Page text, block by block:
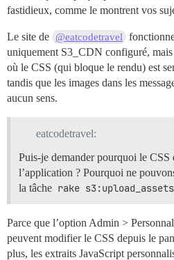
fastidieux, comme le montrent vos
Le site de @eatcodetravel
uniquement S3_CDN configuré,
où le CSS (qui bloque le rendu) est
tandis que les images dans les
aucun sens.
eatcodetravel:
Puis-je demander pourquoi le
l’application ? Pourquoi ne
la tâche rake s3:upload_assets
Parce que l’option Admin >
peuvent modifier le CSS depuis le
plus, les extraits JavaScript